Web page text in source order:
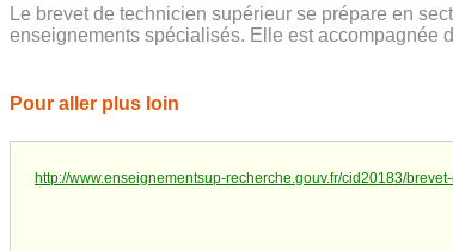
Le brevet de technicien supérieur se prépare en
enseignements spécialisés. Elle est accompagnée
Pour aller plus loin
http://www.enseignementsup-recherche.gouv.fr/cid20183/